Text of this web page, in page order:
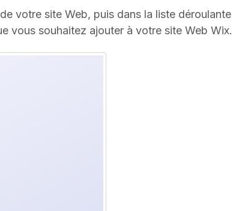
votre site Web, puis dans la liste déroulante
vous souhaitez ajouter à votre site Web Wix.